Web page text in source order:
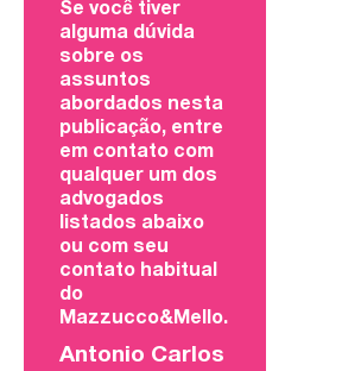
Se você tiver
alguma dúvida
sobre os
assuntos
abordados nesta
publicação, entre
em contato com
qualquer um dos
advogados
listados abaixo
ou com seu
contato habitual
do
Mazzucco&Mello.
Antonio Carlos